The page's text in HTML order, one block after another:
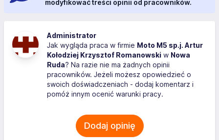
modyfikować treści opinii od pracowników.
Administrator
Jak wygląda praca w firmie Moto M5 sp.j. Artur
Kołodziej Krzysztof Romanowski w Nowa
Ruda? Na razie nie ma żadnych opinii
pracowników. Jeżeli możesz opowiedzieć o
swoich doświadczeniach - dodaj komentarz i
pomóż innym ocenić warunki pracy.
Dodaj opinię